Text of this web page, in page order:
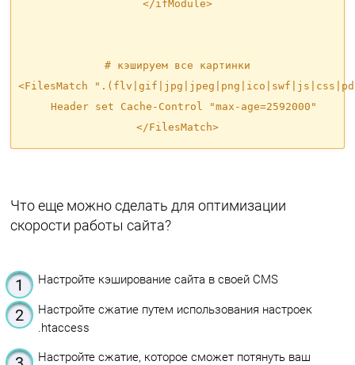
</ifModule>
# кэшируем все картинки
<FilesMatch
Header set Cache-Control "max-age=2592000"
Что еще можно сделать для оптимизации
скорости работы сайта?
Настройте кэширование сайта в своей CMS
Настройте сжатие путем использования настроек
.htaccess
Настройте сжатие, которое сможет потянуть ваш